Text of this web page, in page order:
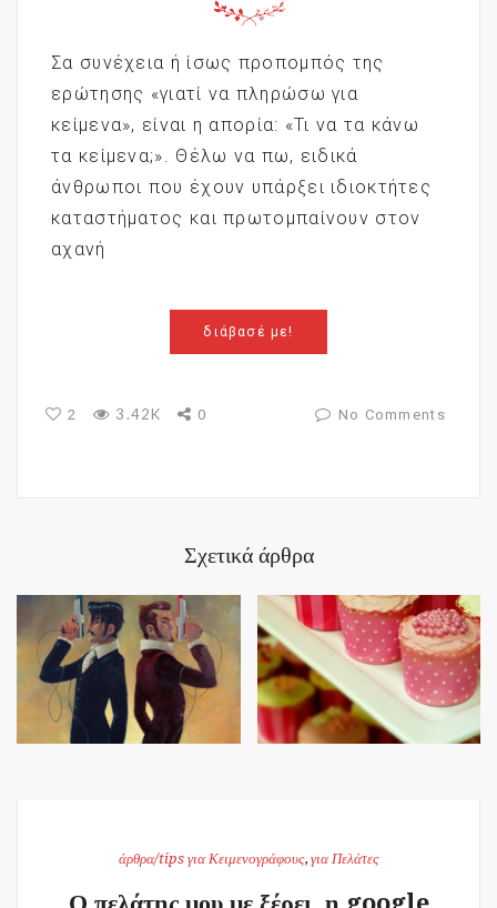
Σα συνέχεια ή ίσως προπομπός της
ερώτησης «γιατί να πληρώσω για
κείμενα», είναι η απορία: «Τι να τα κάνω
τα κείμενα;». Θέλω να πω, ειδικά
άνθρωποι που έχουν υπάρξει ιδιοκτήτες
καταστήματος και πρωτομπαίνουν στον
αχανή
διάβασέ με!
2 3.42K 0 No Comments
Σχετικά άρθρα
άρθρα/tips για Κειμενογράφους, για Πελάτες